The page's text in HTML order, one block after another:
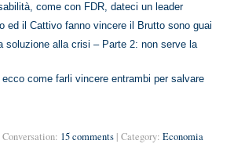
come con FDR, dateci un leader
ed il Cattivo fanno vincere il Brutto sono guai
soluzione alla crisi – Parte 2: non serve la
ecco come farli vincere entrambi per salvare
Conversation: 15 comments | Category: Economia